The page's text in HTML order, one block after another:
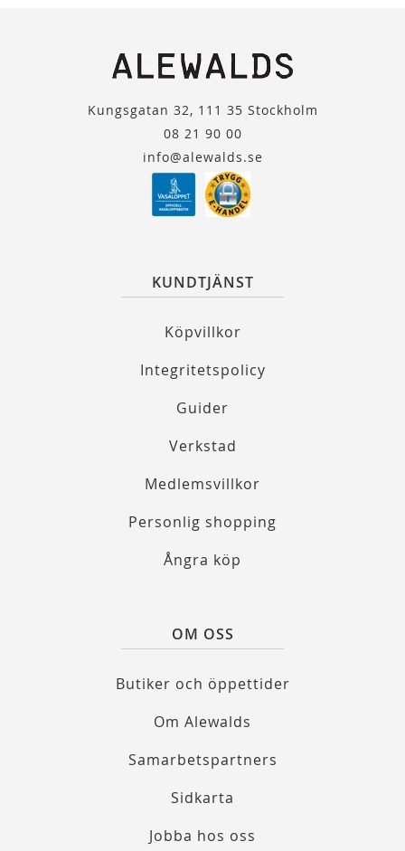
Kungsgatan 32, 111 35 Stockholm
08 21 90 00
info@alewalds.se
KUNDTJÄNST
Köpvillkor
Integritetspolicy
Guider
Verkstad
Medlemsvillkor
Personlig shopping
Ångra köp
OM OSS
Butiker och öppettider
Om Alewalds
Samarbetspartners
Sidkarta
Jobba hos oss